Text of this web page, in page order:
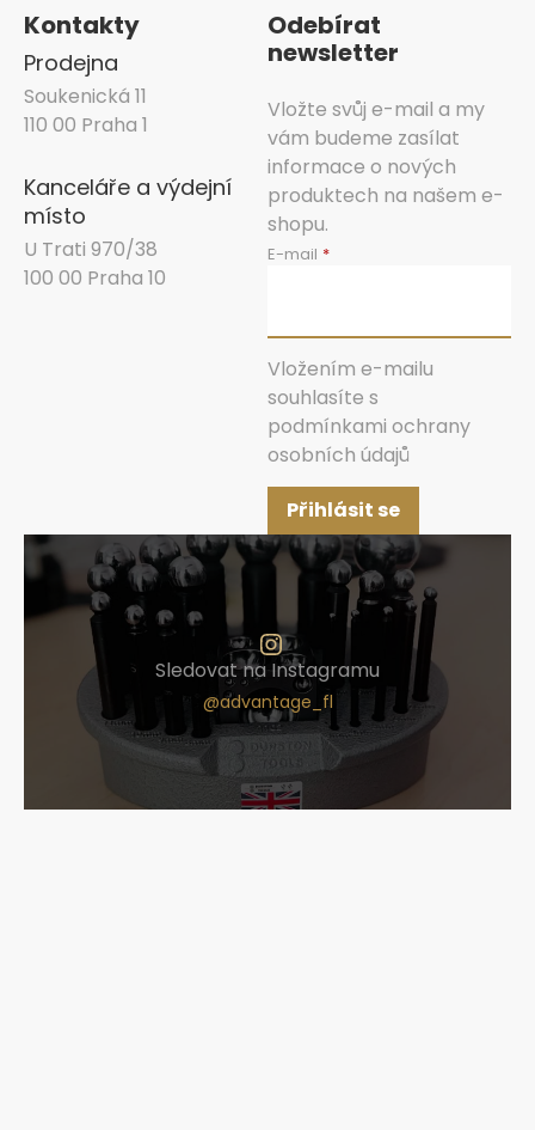
Kontakty
Prodejna
Soukenická 11
110 00 Praha 1
Kanceláře a výdejní
místo
U Trati 970/38
100 00 Praha 10
Odebírat
newsletter
Vložte svůj e-mail a my
vám budeme zasílat
informace o nových
produktech na našem e-
shopu.
E-mail
Vložením e-mailu
souhlasíte s
podmínkami ochrany
osobních údajů
Přihlásit se
Sledovat na Instagramu